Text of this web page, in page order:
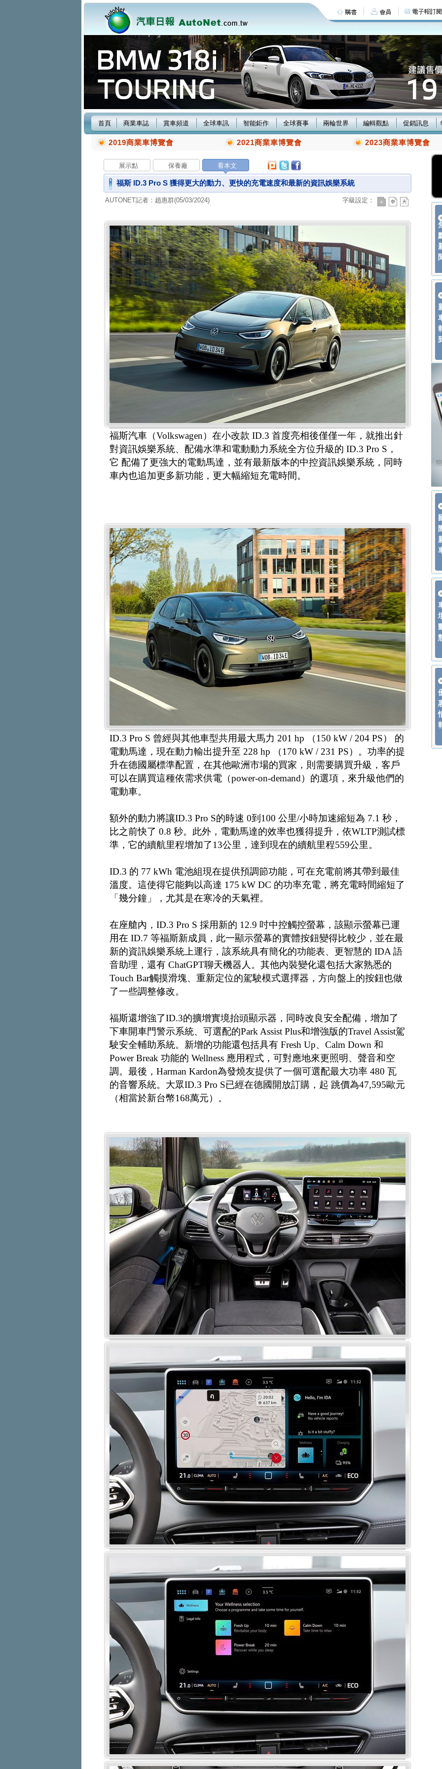
首頁 商業車誌 賞車頻道 全球車訊 智能鉅作 全球賽事 兩輪世界 編輯觀點 促銷訊息
2019商業車博覽會 2021商業車博覽會 2023商業車博覽會
展示點 保養廠 看本文
福斯 ID.3 Pro S 獲得更大的動力、更快的充電速度和最新的資訊娛樂系統
AUTONET記者：趙惠群(05/03/2024) 字級設定：
福斯汽車（Volkswagen）在小改款 ID.3 首度亮相後僅僅一年，就推出針
對資訊娛樂系統、配備水準和電動動力系統全方位升級的 ID.3 Pro S，
它 配備了更強大的電動馬達，並有最新版本的中控資訊娛樂系統，同時
車內也追加更多新功能，更大幅縮短充電時間。
ID.3 Pro S 曾經與其他車型共用最大馬力 201 hp （150 kW / 204 PS） 的
電動馬達，現在動力輸出提升至 228 hp （170 kW / 231 PS）。功率的提
升在德國屬標準配置，在其他歐洲市場的買家，則需要購買升級，客戶
可以在購買這種依需求供電（power-on-demand）的選項，來升級他們的
電動車。
額外的動力將讓ID.3 Pro S的時速 0到100 公里/小時加速縮短為 7.1 秒，
比之前快了 0.8 秒。此外，電動馬達的效率也獲得提升，依WLTP測試標
準，它的續航里程增加了13公里，達到現在的續航里程559公里。
ID.3 的 77 kWh 電池組現在提供預調節功能，可在充電前將其帶到最佳
溫度。這使得它能夠以高達 175 kW DC 的功率充電，將充電時間縮短了
「幾分鐘」，尤其是在寒冷的天氣裡。
在座艙內，ID.3 Pro S 採用新的 12.9 吋中控觸控螢幕，該顯示螢幕已運
用在 ID.7 等福斯新成員，此一顯示螢幕的實體按鈕變得比較少，並在最
新的資訊娛樂系統上運行，該系統具有簡化的功能表、更智慧的 IDA 語
音助理，還有 ChatGPT聊天機器人。其他內裝變化還包括大家熟悉的
Touch Bar觸摸滑塊、重新定位的駕駛模式選擇器，方向盤上的按鈕也做
了一些調整修改。
福斯還增強了ID.3的擴增實境抬頭顯示器，同時改良安全配備，增加了
下車開車門警示系統、可選配的Park Assist Plus和增強版的Travel Assist駕
駛安全輔助系統。新增的功能還包括具有 Fresh Up、Calm Down 和
Power Break 功能的 Wellness 應用程式，可對應地來更照明、聲音和空
調。最後，Harman Kardon為發燒友提供了一個可選配最大功率 480 瓦
的音響系統。大眾ID.3 Pro S已經在德國開放訂購，起 跳價為47,595歐元
（相當於新台幣168萬元）。